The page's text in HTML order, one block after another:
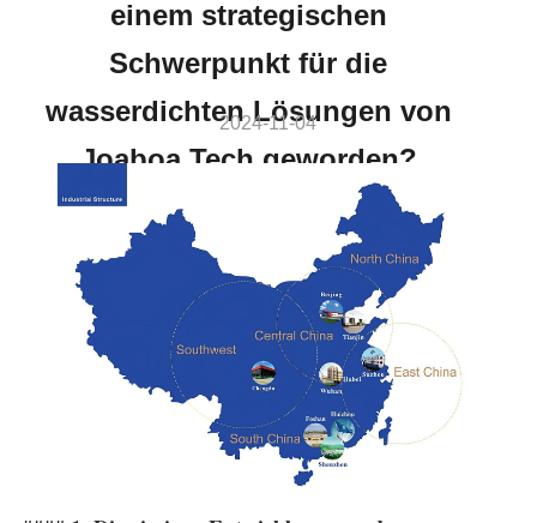
einem strategischen
Schwerpunkt für die
wasserdichten Lösungen von
Joaboa Tech geworden?
2024-11-04